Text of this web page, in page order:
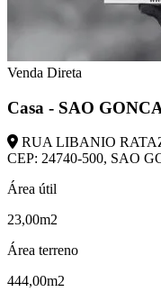
Venda Direta
Casa - SAO
RUA LIBANIO
CEP: 24740-500, SAO
Área útil
23,00m2
Área terreno
444,00m2